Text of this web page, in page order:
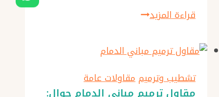
قراءة المزيدترميم
بالدمام
0576154945
ترميم
وتشطيب
تشطيب وترميم مقاولات عامة
مقاول ترميم مباني الدمام جوال: